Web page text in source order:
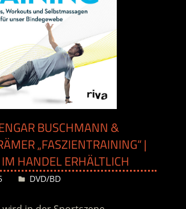
BUSCHMANN &
„FASZIENTRAINING“ |
HANDEL ERHÄLTLICH
Desiree
DVD/BD